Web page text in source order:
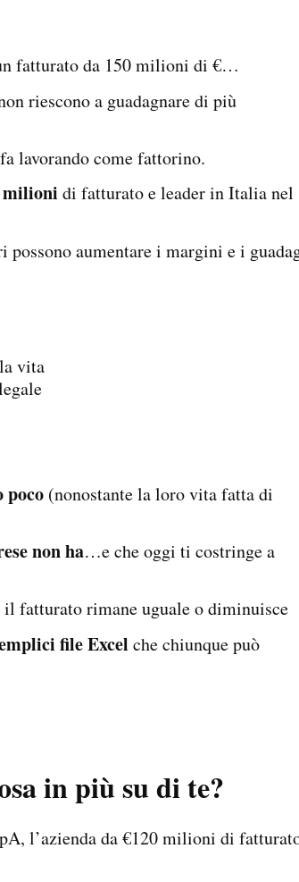
fatturato da 150 milioni di €…
riescono a guadagnare di più
lavorando come fattorino.
milioni di fatturato e leader in Italia nel
aumentare i margini e i
vita
(nonostante la loro vita fatta di
non ha…e che oggi ti costringe a
il fatturato rimane uguale o diminuisce
file Excel che chiunque può
in più su di te?
l’azienda da €120 milioni di